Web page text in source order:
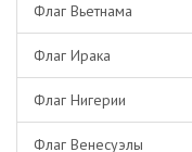
Флаг Вьетнама
Флаг Ирака
Флаг Нигерии
Флаг Венесуэлы